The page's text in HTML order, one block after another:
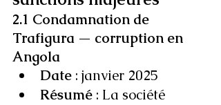
2.1 Condamnation de
Trafigura — corruption en
Angola
Date : janvier 2025
Résumé : La société